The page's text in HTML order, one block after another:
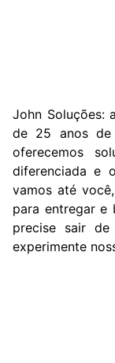
John Soluções:
de 25 anos de
oferecemos
diferenciada e
vamos até
para entregar e
precise sair de
experimente